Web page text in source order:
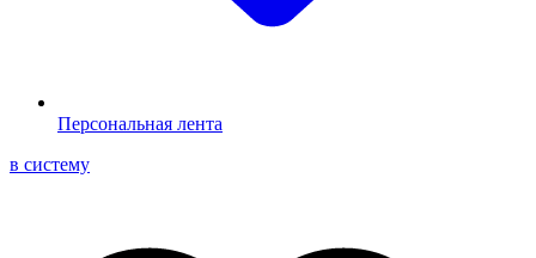
Персональная лента
в систему